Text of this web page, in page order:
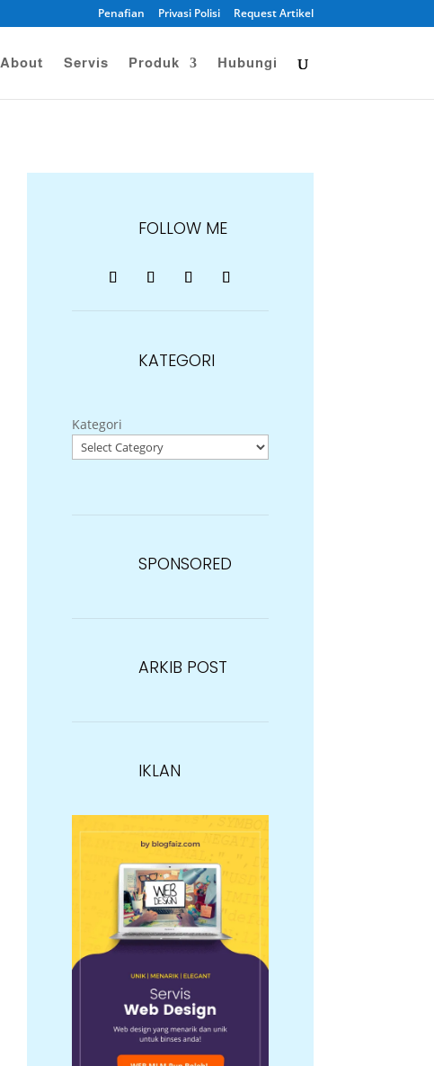
Penafian Privasi Polisi Request Artikel
About Servis Produk Hubungi
FOLLOW ME
KATEGORI
Kategori
SPONSORED
ARKIB POST
IKLAN